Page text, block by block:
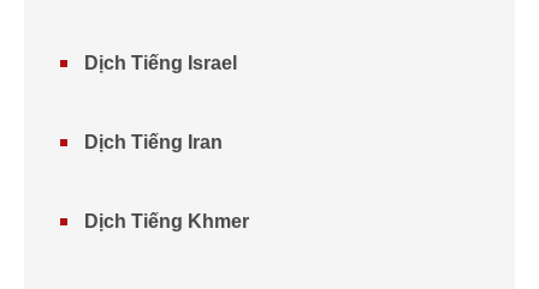
Dịch Tiếng Israel
Dịch Tiếng Iran
Dịch Tiếng Khmer